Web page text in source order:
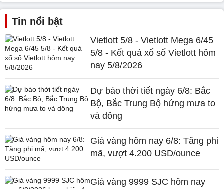
Tin nổi bật
Vietlott 5/8 - Vietlott Mega 6/45
5/8 - Kết quả xổ số Vietlott hôm
nay 5/8/2026
Dự báo thời tiết ngày 6/8: Bắc
Bộ, Bắc Trung Bộ hứng mưa to
và dông
Giá vàng hôm nay 6/8: Tăng phi
mã, vượt 4.200 USD/ounce
Giá vàng 9999 SJC hôm nay